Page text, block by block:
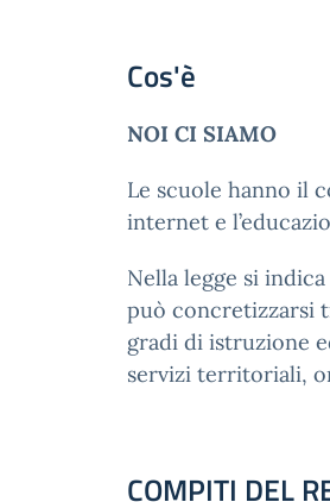
Cos'è
NOI CI SIAMO
Le scuole hanno il
internet e
Nella legge si
può concretizzarsi
gradi di istruzione
servizi territoriali,
COMPITI DEL